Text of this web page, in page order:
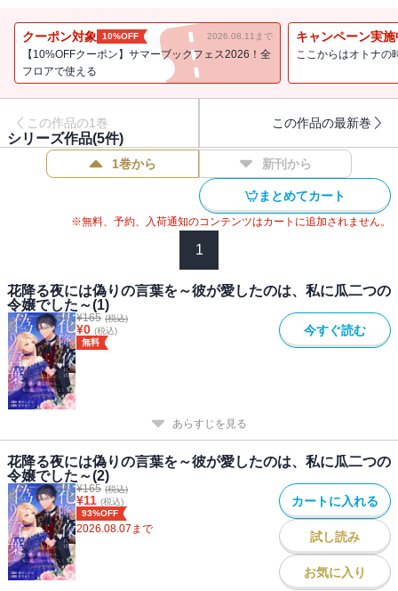
差から「結ばれるはずがない」と、芽生えた恋心に蓋をしようとし
ていた。
そんな折、彼から突然「俺と婚約してほしい」と求婚さ
幸福も束の間。ある日偶然、彼が自分を選んだ“本当の理由”を知って
しまう。
――甘い誘惑の裏に隠された真実とは？
嘘と愛が交錯する、波乱の身分差ラブロマンス！
クーポン対象 10%OFF 2026.08.11まで
【10%OFFクーポン】サマーブックフェス2026！全
フロアで使える
キャンペーン実施
ここからはオトナの
この作品の1巻 この作品の最新巻
シリーズ作品(5件)
1巻から 新刊から
まとめてカート
※無料、予約、入荷通知のコンテンツはカートに追加されません。
1
花降る夜には偽りの言葉を～彼が愛したのは、私に瓜二つの
令嬢でした～(1)
¥165 (税込)
¥0 (税込)
無料
今すぐ読む
あらすじを見る
花降る夜には偽りの言葉を～彼が愛したのは、私に瓜二つの
令嬢でした～(2)
¥165 (税込)
¥11 (税込)
93%OFF
2026.08.07 まで
カートに入れる
試し読み
お気に入り